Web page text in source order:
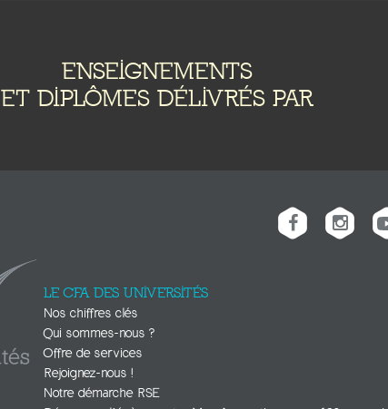
ENSEIGNEMENTS
ET DIPLÔMES DÉLIVRÉS PAR
LE CFA DES UNIVERSITÉS
Nos chiffres clés
Qui sommes-nous ?
Offre de services
Rejoignez-nous !
Notre démarche RSE